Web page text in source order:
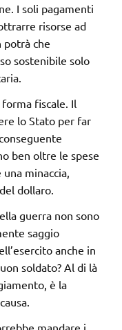
I soli pagamenti
risorse ad
potrà che
sostenibile solo
fiscale. Il
lo Stato per far
ben oltre le spese
minaccia,
dollaro.
guerra non sono
saggio
anche in
soldato? Al di là
è la